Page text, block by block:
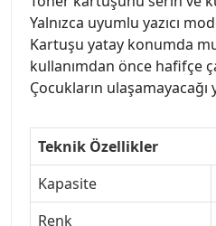
Yalnızca uyumlu yazıcı
Kartuşu yatay konumda
kullanımdan önce hafifçe
Çocukların ulaşamayacağı
Teknik Özellikler
Kapasite
Renk